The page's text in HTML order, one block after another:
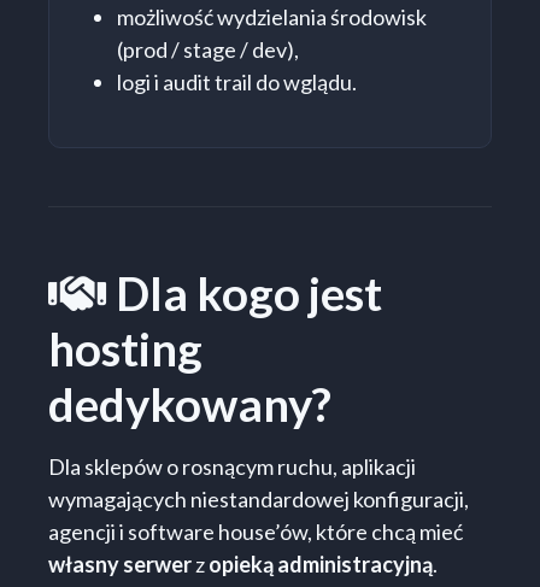
możliwość wydzielania środowisk
(prod / stage / dev),
logi i audit trail do wglądu.
Dla kogo
Dla kogo jest
hosting
dedykowany?
Dla sklepów o rosnącym ruchu, aplikacji
wymagających niestandardowej konfiguracji,
agencji i software house’ów, które chcą mieć
własny serwerzopieką administracyjną.